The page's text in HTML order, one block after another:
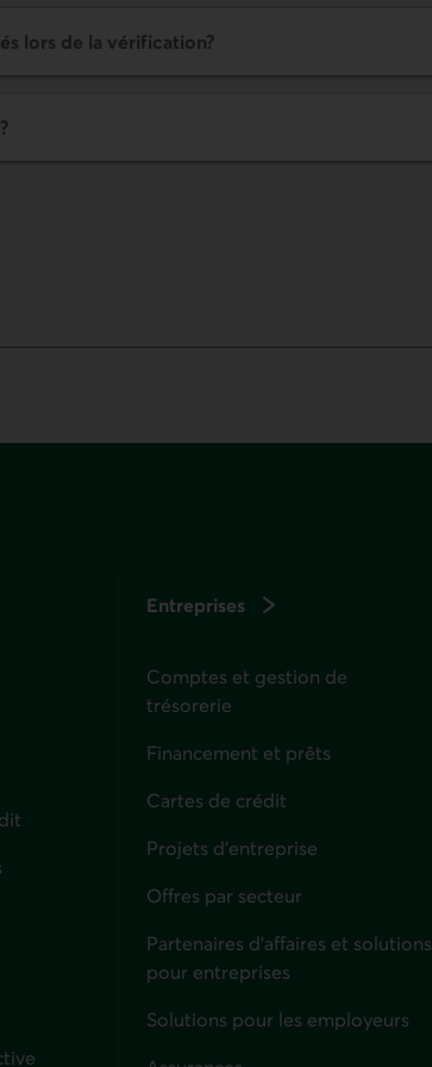
lors de la vérification?
Entreprises
Comptes et gestion de
trésorerie
Financement et prêts
Cartes de crédit
Projets d'entreprise
Offres par secteur
Partenaires d’affaires et solutions
pour entreprises
Solutions pour les employeurs